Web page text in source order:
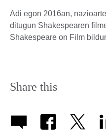
Adi egon 2016an,
ditugun Shakespearen
Shakespeare on Film
Share this